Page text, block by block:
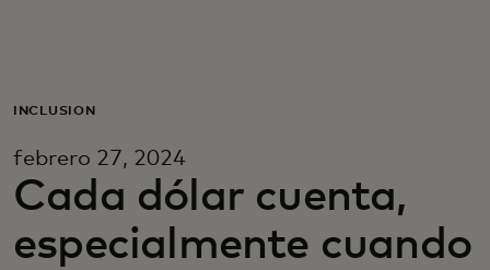
Para empresas
Para el mundo
Para innovadores
INCLUSIÓN
febrero 27, 2024
Cada dólar cuenta,
especialmente cuando